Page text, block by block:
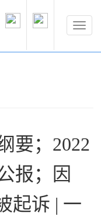
要；2022
报；因
起诉 | 一